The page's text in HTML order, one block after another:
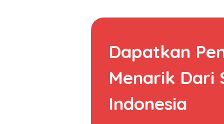
Dapatkan
Menarik Dari
Indonesia